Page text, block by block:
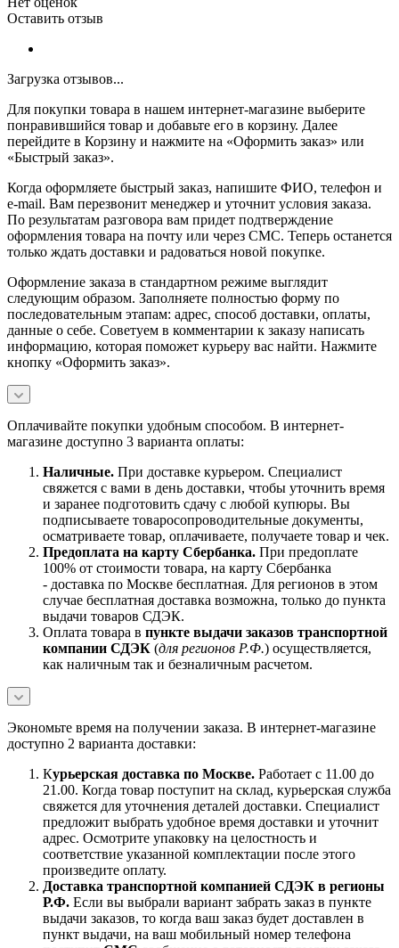
Оставить отзыв
Загрузка отзывов...
Для покупки товара в нашем интернет-магазине выберите
понравившийся товар и добавьте его в корзину. Далее
перейдите в Корзину и нажмите на «Оформить заказ» или
«Быстрый заказ».
Когда оформляете быстрый заказ, напишите ФИО, телефон и
e-mail. Вам перезвонит менеджер и уточнит условия заказа.
По результатам разговора вам придет подтверждение
оформления товара на почту или через СМС. Теперь останется
только ждать доставки и радоваться новой покупке.
Оформление заказа в стандартном режиме выглядит
следующим образом. Заполняете полностью форму по
последовательным этапам: адрес, способ доставки, оплаты,
данные о себе. Советуем в комментарии к заказу написать
информацию, которая поможет курьеру вас найти. Нажмите
кнопку «Оформить заказ».
Оплачивайте покупки удобным способом. В интернет-
магазине доступно 3 варианта оплаты:
Наличные. При доставке курьером. Специалист
свяжется с вами в день доставки, чтобы уточнить время
и заранее подготовить сдачу с любой купюры. Вы
подписываете товаросопроводительные документы,
осматриваете товар, оплачиваете, получаете товар и чек.
Предоплата на карту Сбербанка. При предоплате
100% от стоимости товара, на карту Сбербанка
- доставка по Москве бесплатная. Для регионов в этом
случае бесплатная доставка возможна, только до пункта
выдачи товаров СДЭК.
Оплата товара в пункте выдачи заказов транспортной
компании СДЭК (для регионов Р.Ф.) осуществляется,
как наличным так и безналичным расчетом.
Экономьте время на получении заказа. В интернет-магазине
доступно 2 варианта доставки:
Курьерская доставка по Москве. Работает с 11.00 до
21.00. Когда товар поступит на склад, курьерская служба
свяжется для уточнения деталей доставки. Специалист
предложит выбрать удобное время доставки и уточнит
адрес. Осмотрите упаковку на целостность и
соответствие указанной комплектации после этого
произведите оплату.
Доставка транспортной компанией СДЭК в регионы
Р.Ф. Если вы выбрали вариант забрать заказ в пункте
выдачи заказов, то когда ваш заказ будет доставлен в
пункт выдачи, на ваш мобильный номер телефона